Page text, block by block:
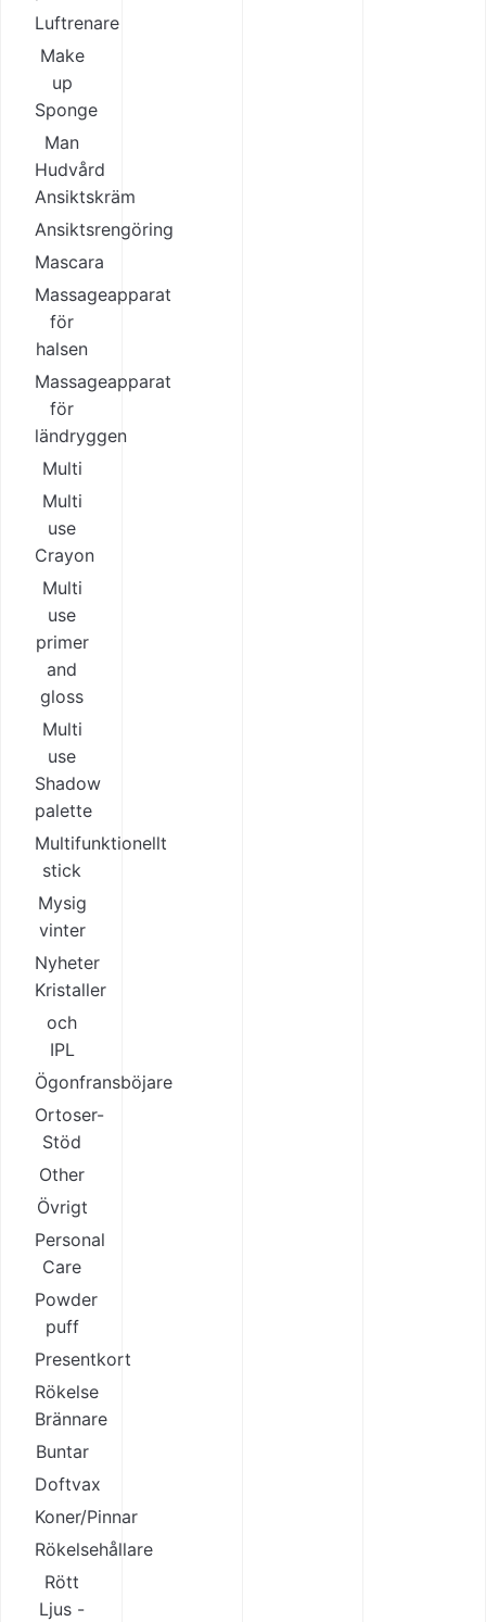
Luftrenare
Make
up
Sponge
Man
Hudvård
Ansiktskräm
Ansiktsrengöring
Mascara
Massageapparat
för
halsen
Massageapparat
för
ländryggen
Multi
Multi
use
Crayon
Multi
use
primer
and
gloss
Multi
use
Shadow
palette
Multifunktionellt
stick
Mysig
vinter
Nyheter
Kristaller
och
IPL
Ögonfransböjare
Ortoser-
Stöd
Other
Övrigt
Personal
Care
Powder
puff
Presentkort
Rökelse
Brännare
Buntar
Doftvax
Koner/Pinnar
Rökelsehållare
Rött
Ljus -